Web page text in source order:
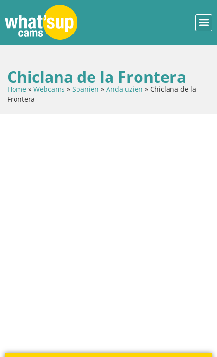
Chiclana de la Frontera
Home » Webcams » Spanien » Andaluzien » Chiclana de la
Frontera